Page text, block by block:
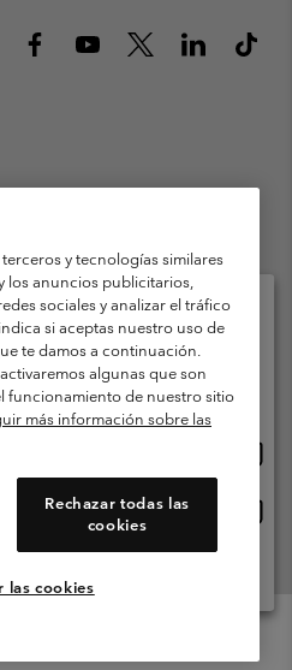
Venta
Garantía
de miembros
Por Los Usuarios
a 13:00 y de 14:00 a 18:00
y tecnologías similares
los anuncios publicitarios,
sociales y analizar el tráfico
si aceptas nuestro uso de
te damos a continuación.
algunas que son
funcionamiento de nuestro sitio
más información sobre las
Rechazar todas las
cookies
las cookies
país e idioma envío
línea disponibles
línea
Los Países